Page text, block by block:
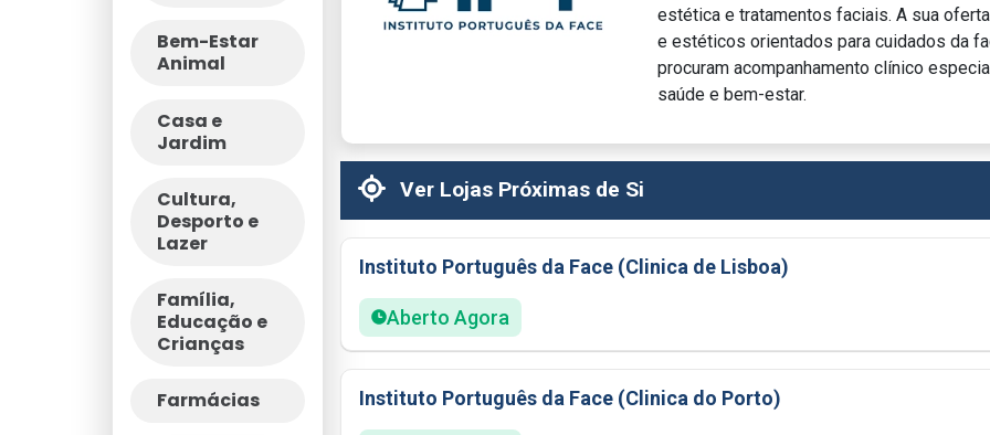
Bem-Estar
Animal
Casa e
Jardim
Cultura,
Desporto e
Lazer
Família,
Educação e
Crianças
Farmácias
estética e tratamentos faciais. A sua
e estéticos orientados para cuidados da
procuram acompanhamento clínico
saúde e bem-estar.
Ver Lojas Próximas de Si
Instituto Português da Face (Clinica de Lisboa)
Aberto Agora
Instituto Português da Face (Clinica do Porto)